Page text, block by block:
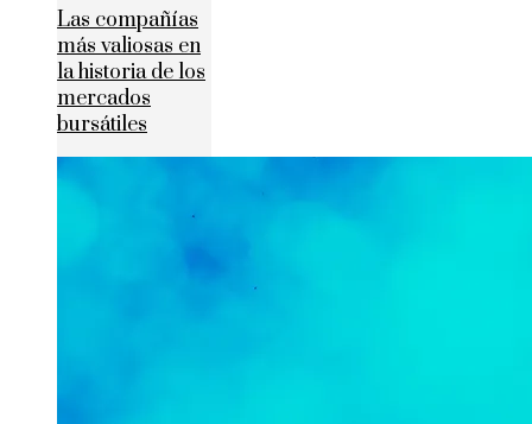
Las compañías
más valiosas en
la historia de los
mercados
bursátiles